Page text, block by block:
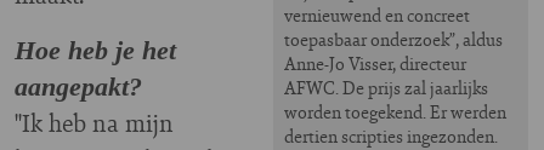
vernieuwend en concreet
toepasbaar onderzoek”, aldus
Anne-Jo Visser, directeur
AFWC. De prijs zal jaarlijks
worden toegekend. Er werden
dertien scripties ingezonden.
Hoe heb je het
aangepakt?
"Ik heb na mijn